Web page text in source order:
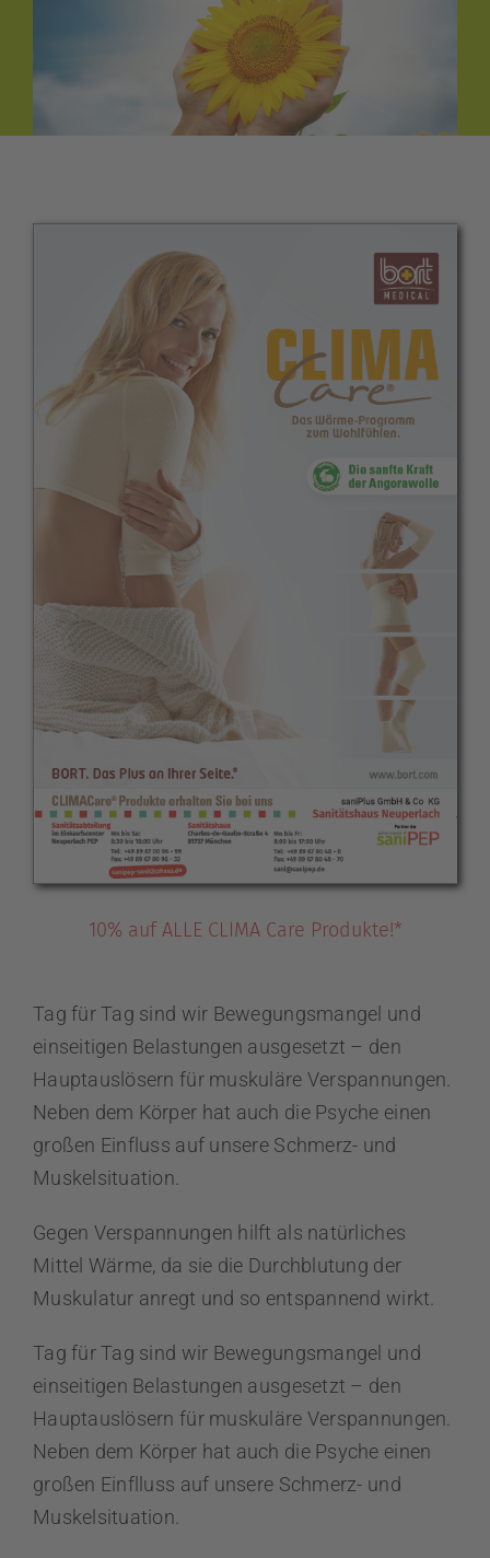
10% auf ALLE CLIMA Care Produkte!*
Tag für Tag sind wir Bewegungsmangel und
einseitigen Belastungen ausgesetzt – den
Hauptauslösern für muskuläre Verspannungen.
Neben dem Körper hat auch die Psyche einen
großen Einfluss auf unsere Schmerz- und
Muskelsituation.
Gegen Verspannungen hilft als natürliches
Mittel Wärme, da sie die Durchblutung der
Muskulatur anregt und so entspannend wirkt.
Tag für Tag sind wir Bewegungsmangel und
einseitigen Belastungen ausgesetzt – den
Hauptauslösern für muskuläre Verspannungen.
Neben dem Körper hat auch die Psyche einen
großen Einflluss auf unsere Schmerz- und
Muskelsituation.